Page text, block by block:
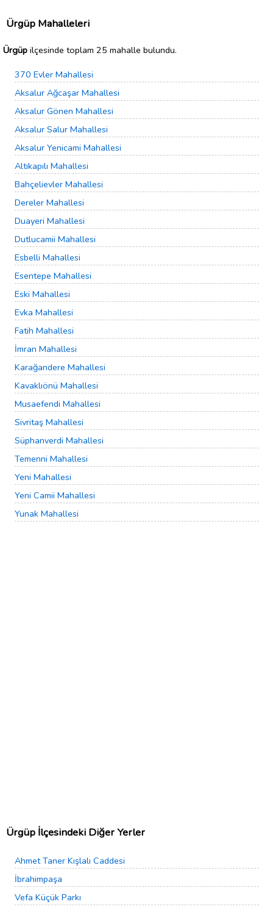
Ürgüp Mahalleleri
Ürgüp ilçesinde toplam 25 mahalle bulundu.
370 Evler Mahallesi
Aksalur Ağcaşar Mahallesi
Aksalur Gönen Mahallesi
Aksalur Salur Mahallesi
Aksalur Yenicami Mahallesi
Altıkapılı Mahallesi
Bahçelievler Mahallesi
Dereler Mahallesi
Duayeri Mahallesi
Dutlucamii Mahallesi
Esbelli Mahallesi
Esentepe Mahallesi
Eski Mahallesi
Evka Mahallesi
Fatih Mahallesi
İmran Mahallesi
Karağandere Mahallesi
Kavaklıönü Mahallesi
Musaefendi Mahallesi
Sivritaş Mahallesi
Süphanverdi Mahallesi
Temenni Mahallesi
Yeni Mahallesi
Yeni Camii Mahallesi
Yunak Mahallesi
Ürgüp İlçesindeki Diğer Yerler
Ahmet Taner Kışlalı Caddesi
İbrahimpaşa
Vefa Küçük Parkı